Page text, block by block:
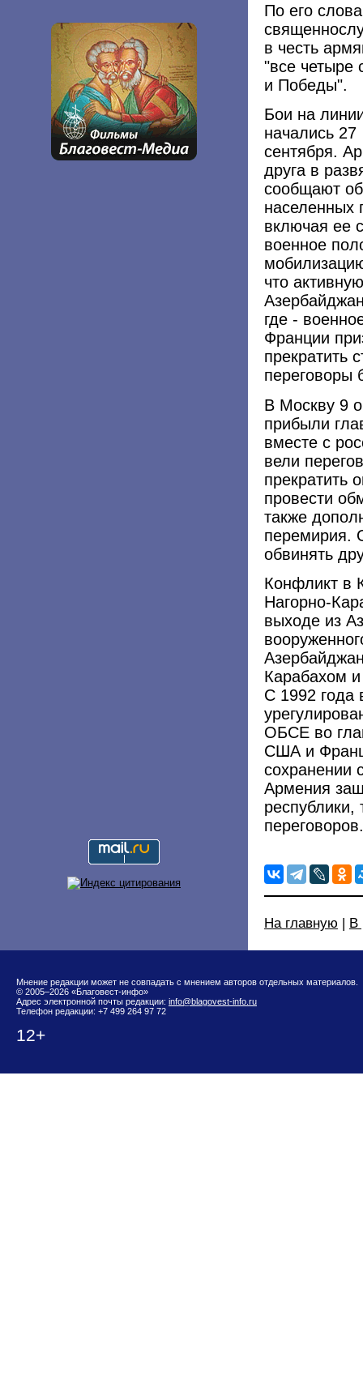
По его
в честь
"все
и Победы".
Бои на
начались 27
сентября.
друга в
сообщают
населенных
включая ее
военное
что
где -
Франции
прекратить
переговоры
В Москву 9
прибыли
вместе с
вели
прекратить
провести
также
перемирия.
обвинять
Конфликт в
Нагорно-
выходе из
Карабахом
С 1992 года
ОБСЕ во
США и
сохранении
Армения
республики,
переговоров.
На главную | В
Мнение редакции может не совпадать с мнением авторов отдельных материалов.
© 2005–2026 «Благовест-инфо»
Адрес электронной почты редакции: info@blagovest-info.ru
Телефон редакции: +7 499 264 97 72
12+